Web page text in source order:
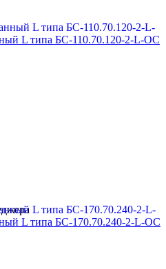
L типа БС-110.70.120-2-L-ОС
L типа БС-170.70.240-2-L-ОС